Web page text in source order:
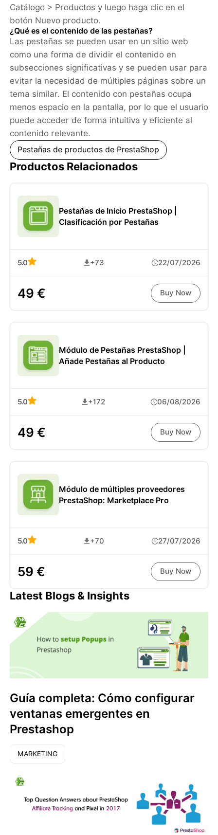
Catálogo > Productos y luego haga clic en el
botón Nuevo producto.
¿Qué es el contenido de las pestañas?
Las pestañas se pueden usar en un sitio web
como una forma de dividir el contenido en
subsecciones significativas y se pueden usar para
evitar la necesidad de múltiples páginas sobre un
tema similar. El contenido con pestañas ocupa
menos espacio en la pantalla, por lo que el usuario
puede acceder de forma intuitiva y eficiente al
contenido relevante.
Pestañas de productos de PrestaShop
Productos Relacionados
Pestañas de Inicio PrestaShop |
Clasificación por Pestañas
5.0 +73 22/07/2026
49 € Buy Now
Módulo de Pestañas PrestaShop |
Añade Pestañas al Producto
5.0 +172 06/08/2026
49 € Buy Now
Módulo de múltiples proveedores
PrestaShop: Marketplace Pro
5.0 +70 27/07/2026
59 € Buy Now
Latest Blogs & Insights
Guía completa: Cómo configurar
ventanas emergentes en
Prestashop
MARKETING